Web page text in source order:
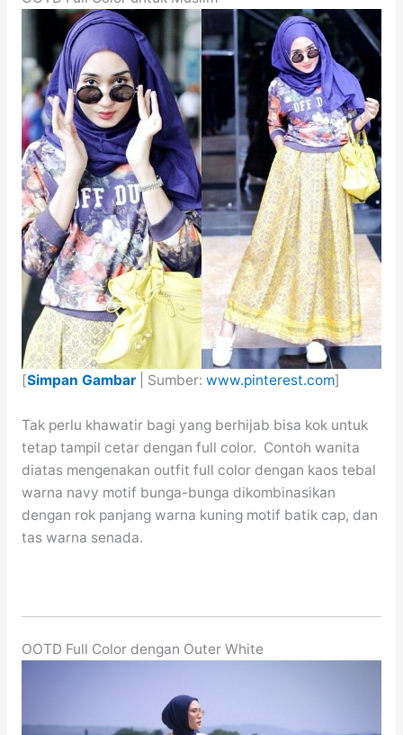
[Simpan Gambar| Sumber: www.pinterest.com]
Tak perlu khawatir bagi yang berhijab bisa kok untuk
tetap tampil cetar dengan full color. Contoh wanita
diatas mengenakan outfit full color dengan kaos tebal
warna navy motif bunga-bunga dikombinasikan
dengan rok panjang warna kuning motif batik cap, dan
tas warna senada.
OOTD Full Color dengan Outer White